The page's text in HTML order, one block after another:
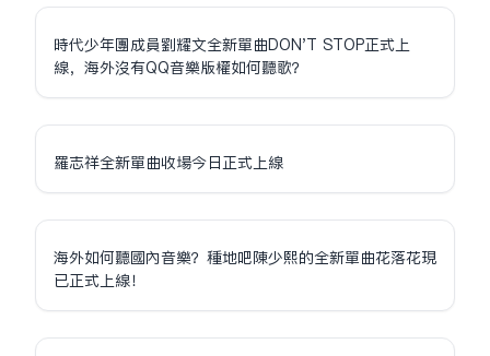
時代少年團成員劉耀文全新單曲DON'T STOP正式上
線，海外沒有QQ音樂版權如何聽歌？
羅志祥全新單曲收場今日正式上線
海外如何聽國內音樂？種地吧陳少熙的全新單曲花落花現
已正式上線！